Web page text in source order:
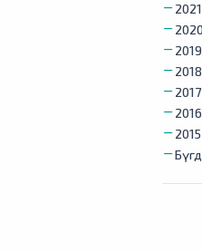
2021
2020
2019
2018
2017
2016
2015
Бүгд